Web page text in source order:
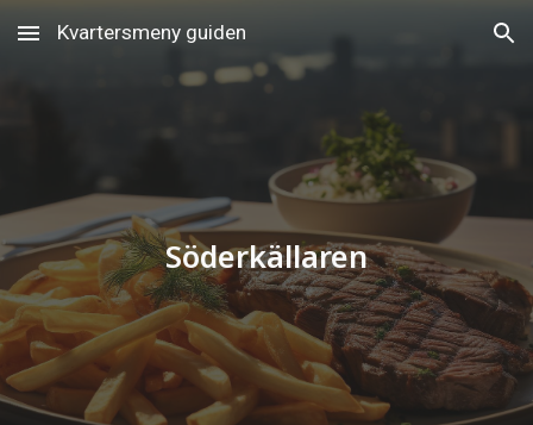
Skip to main content Skip to navigation
Kvartersmeny guiden
Söderkällaren